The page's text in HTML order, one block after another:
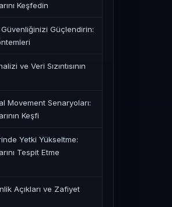
Keşfedin
Güçlendirin:
ve Veri Sızıntısının
Movement Senaryoları:
Keşfi
Yetki Yükseltme:
Tespit Etme
Açıkları ve Zafiyet